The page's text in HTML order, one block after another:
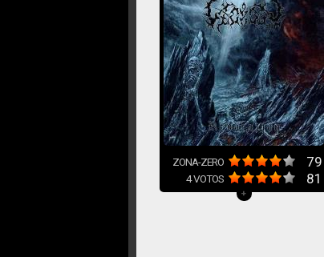
ZONA-ZERO 79
4VOTOS 81
+